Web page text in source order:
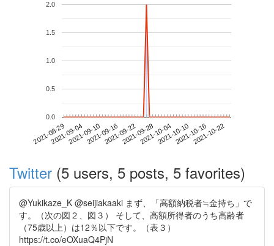
2021-08-292021-09-042021-09-102021-09-162021-09-222021-09-282021-10-042021-10-102021-10-162021-10-22
0.0
0.5
1.0
1.5
2.0
Twitter (5 users, 5 posts, 5 favorites)
@Yukikaze_K @seijiakaaki まず、「高額納税者≒金持ち」で
す。（次の図２、図３） そして、高額所得者のうち高齢者
（75歳以上）は12％以下です。（表３）
https://t.co/eOXuaQ4PjN